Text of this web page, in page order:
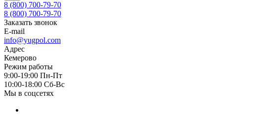
8 (800) 700-79-70
8 (800) 700-79-70
Заказать звонок
E-mail
info@yugpol.com
Адрес
Кемерово
Режим работы
9:00-19:00 Пн-Пт
10:00-18:00 Cб-Вс
Мы в соцсетях